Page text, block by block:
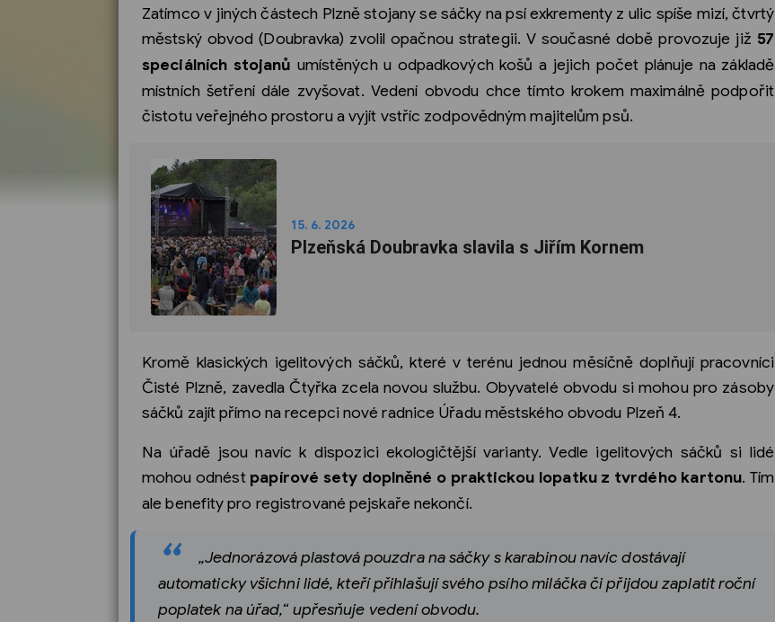
Zatímco v jiných částech Plzně stojany se sáčky na psí exkrementy z ulic spíše mizí, čtvrtý
městský obvod (Doubravka) zvolil opačnou strategii. V současné době provozuje již 57
speciálních stojanů umístěných u odpadkových košů a jejich počet plánuje na základě
místních šetření dále zvyšovat. Vedení obvodu chce tímto krokem maximálně podpořit
čistotu veřejného prostoru a vyjít vstříc zodpovědným majitelům psů.
15. 6. 2026
Plzeňská Doubravka slavila s Jiřím Kornem
Kromě klasických igelitových sáčků, které v terénu jednou měsíčně doplňují pracovníci
Čisté Plzně, zavedla Čtyřka zcela novou službu. Obyvatelé obvodu si mohou pro zásoby
sáčků zajít přímo na recepci nové radnice Úřadu městského obvodu Plzeň 4.
Na úřadě jsou navíc k dispozici ekologičtější varianty. Vedle igelitových sáčků si lidé
mohou odnést papírové sety doplněné o praktickou lopatku z tvrdého kartonu. Tím
ale benefity pro registrované pejskaře nekončí.
„Jednorázová plastová pouzdra na sáčky s karabinou navíc dostávají
automaticky všichni lidé, kteří přihlašují svého psího miláčka či přijdou zaplatit roční
poplatek na úřad,“ upřesňuje vedení obvodu.